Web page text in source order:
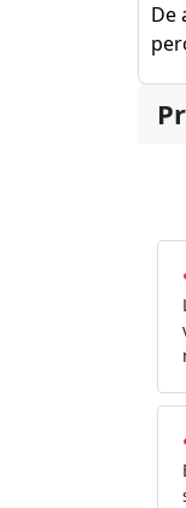
De